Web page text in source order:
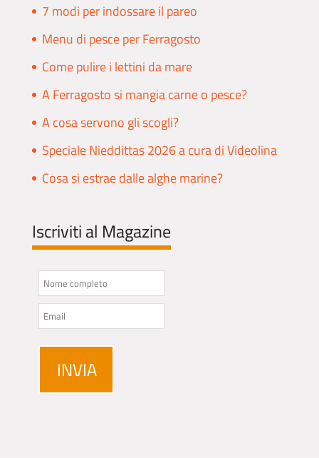
7 modi per indossare il pareo
Menu di pesce per Ferragosto
Come pulire i lettini da mare
A Ferragosto si mangia carne o pesce?
A cosa servono gli scogli?
Speciale Nieddittas 2026 a cura di Videolina
Cosa si estrae dalle alghe marine?
Iscriviti al Magazine